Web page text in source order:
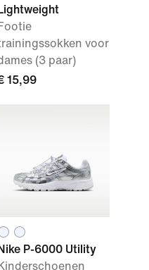
Lightweight
Footie
voor
(3 paar)
15,99
Nike P-6000 Utility
Kinderschoenen